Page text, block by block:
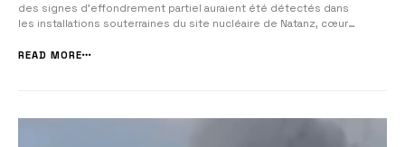
des signes d’effondrement partiel auraient été détectés dans
les installations souterraines du site nucléaire de Natanz, cœur
Natanz invulnérable. Ils se trompaient. »Malgré des couches...
READ MORE